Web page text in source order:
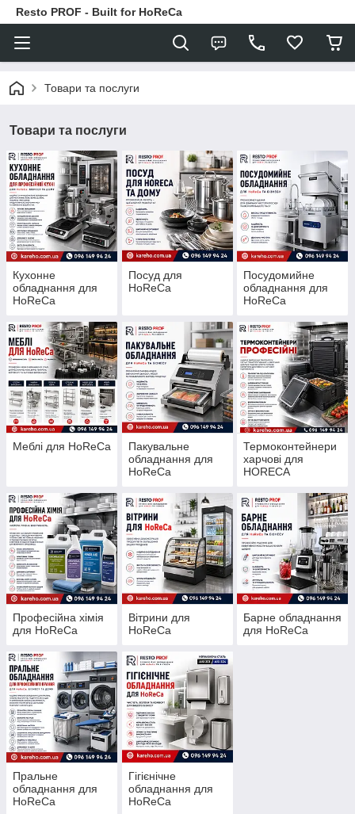
Resto PROF - Built for HoReCa
Товари та послуги
Товари та послуги
Кухонне
обладнання для
HoReCa
Посуд для
HoReCa
Посудомийне
обладнання для
HoReCa
Меблі для HoReCa
Пакувальне
обладнання для
HoReCa
Термоконтейнери
харчові для
HORECA
Професійна хімія
для HoReCa
Вітрини для
HoReCa
Барне обладнання
для HoReCa
Пральне
обладнання для
HoReCa
Гігієнічне
обладнання для
HoReCa